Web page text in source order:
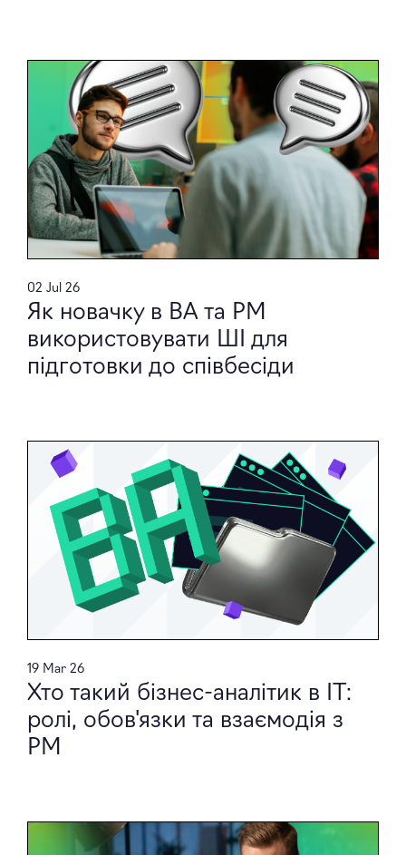
02 Jul 26
Як новачку в BA та PM
використовувати ШІ для
підготовки до співбесіди
19 Mar 26
Хто такий бізнес-аналітик в IT:
ролі, обов'язки та взаємодія з
PM